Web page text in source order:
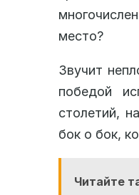
место?
Звучит
победой
столетий,
бок о бок,
Читайте